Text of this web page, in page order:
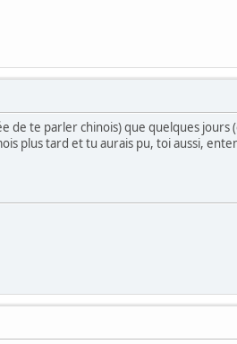
de te parler chinois) que quelques jours
plus tard et tu aurais pu, toi aussi,